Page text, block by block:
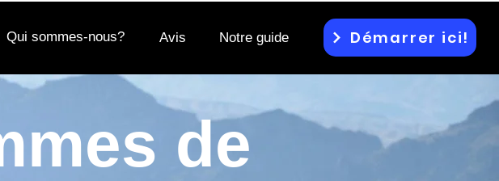
Qui sommes-nous? Avis Notre guide Démarrer ici!
de